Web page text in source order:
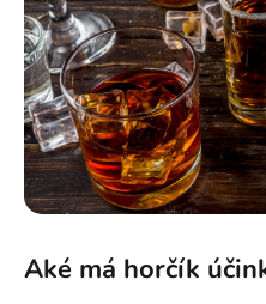
Aké má horčík